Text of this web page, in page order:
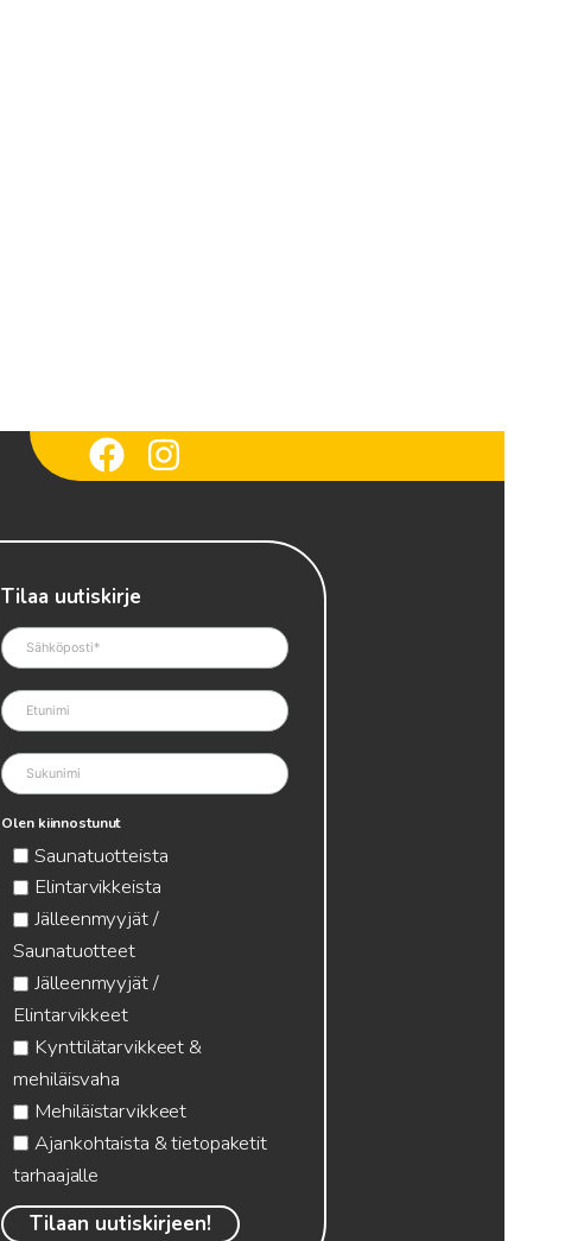
Tilaa uutiskirje
Olen kiinnostunut
Saunatuotteista
Elintarvikkeista
Jälleenmyyjät /
Saunatuotteet
Jälleenmyyjät /
Elintarvikkeet
Kynttilätarvikkeet &
mehiläisvaha
Mehiläistarvikkeet
Ajankohtaista & tietopaketit
tarhaajalle